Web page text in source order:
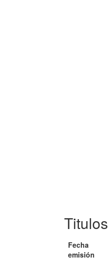
Titulos
Fecha
emisión